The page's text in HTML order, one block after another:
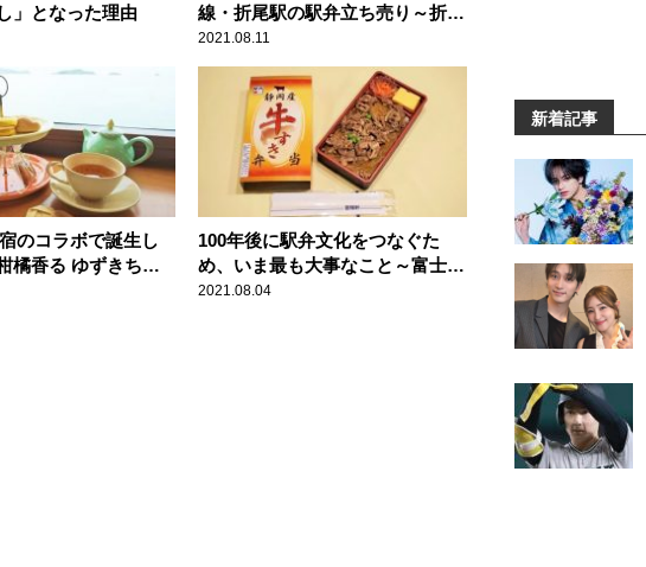
」となった理由
線・折尾駅の駅弁立ち売り～折尾
駅弁・東筑軒
2021.08.11
のコラボで誕生し
橘香る ゆずきち
100年後に駅弁文化をつなぐた
め、いま最も大事なこと～富士駅
弁・富陽軒
2021.08.04
新着記事
AD